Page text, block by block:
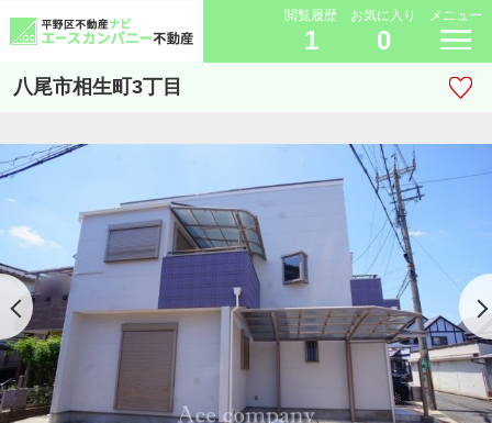
閲覧履歴
1
お気に入り
0
メニュー
八尾市相生町3丁目